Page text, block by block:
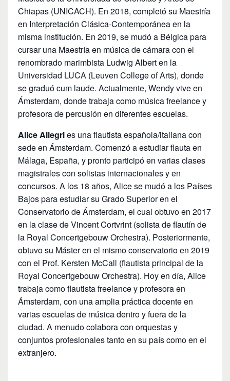
Chiapas (UNICACH). En 2018, completó su Maestría
en Interpretación Clásica-Contemporánea en la
misma institución. En 2019, se mudó a Bélgica para
cursar una Maestría en música de cámara con el
renombrado marimbista Ludwig Albert en la
Universidad LUCA (Leuven College of Arts), donde
se graduó cum laude. Actualmente, Wendy vive en
Ámsterdam, donde trabaja como música freelance y
profesora de percusión en diferentes escuelas.
Alice Allegries una flautista española/italiana con
sede en Ámsterdam. Comenzó a estudiar flauta en
Málaga, España, y pronto participó en varias clases
magistrales con solistas internacionales y en
concursos. A los 18 años, Alice se mudó a los Países
Bajos para estudiar su Grado Superior en el
Conservatorio de Ámsterdam, el cual obtuvo en 2017
en la clase de Vincent Cortvrint (solista de flautín de
la Royal Concertgebouw Orchestra). Posteriormente,
obtuvo su Máster en el mismo conservatorio en 2019
con el Prof. Kersten McCall (flautista principal de la
Royal Concertgebouw Orchestra). Hoy en día, Alice
trabaja como flautista freelance y profesora en
Ámsterdam, con una amplia práctica docente en
varias escuelas de música dentro y fuera de la
ciudad. A menudo colabora con orquestas y
conjuntos profesionales tanto en su país como en el
extranjero.